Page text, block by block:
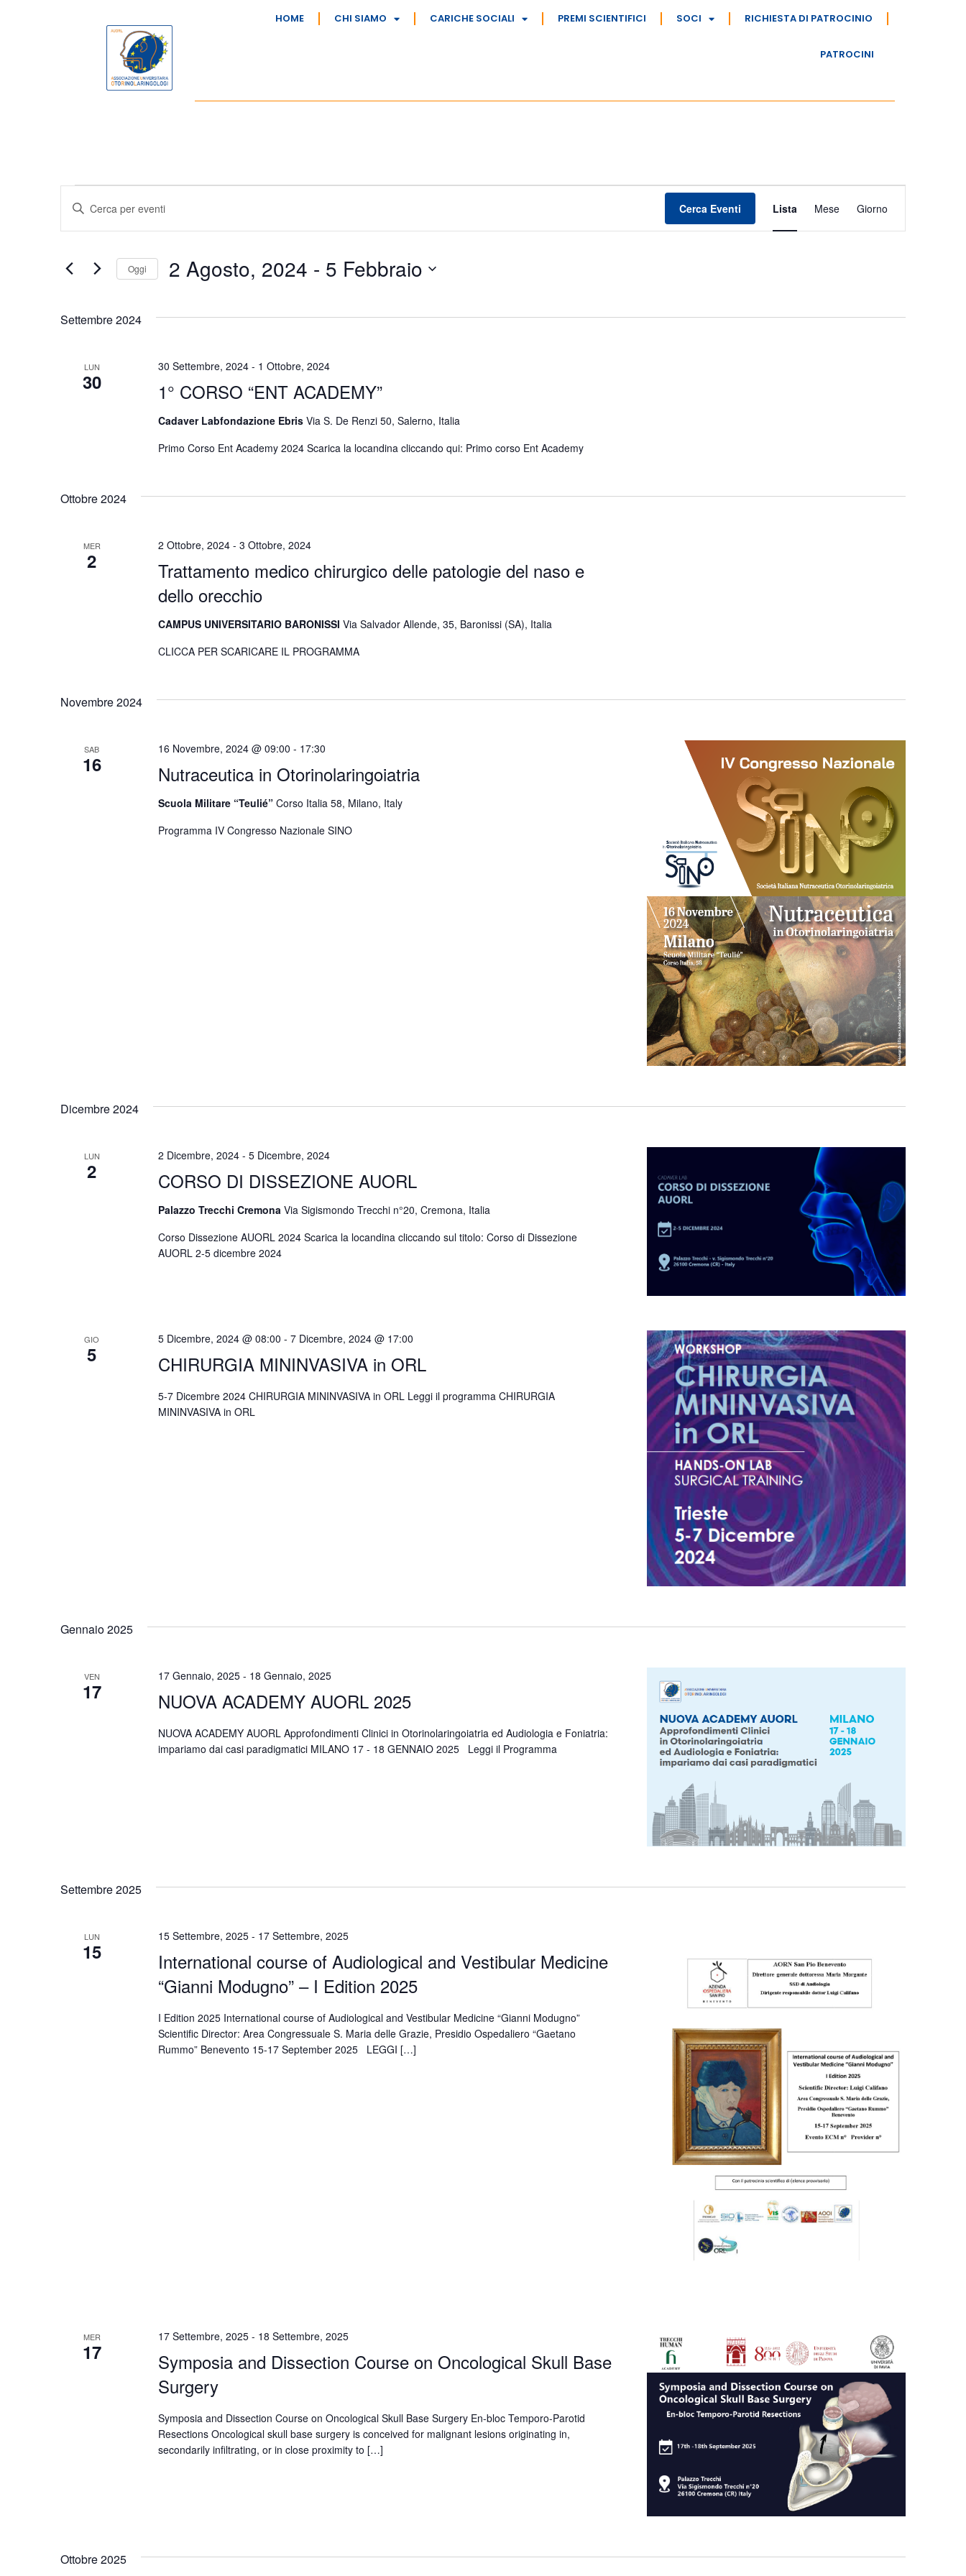
HOME CHI SIAMO CARICHE SOCIALI PREMI SCIENTIFICI SOCI RICHIESTA DI PATROCINIO
PATROCINI
Eventi
Ricerca
viste
Navigazione
Inserisci
Parola
Cerca
Parola
Cerca Eventi
Viste
Lista Mese Giorno
Oggi 2 Agosto, 2024 - 5 Febbraio
Settembre 2024
LUN
30 1° CORSO “ENT ACADEMY”
30 Settembre, 2024- 1 Ottobre, 2024
Cadaver Labfondazione Ebris Via S. De Renzi 50, Salerno, Italia
Primo Corso Ent Academy 2024 Scarica la locandina cliccando qui: Primo corso Ent Academy
Ottobre 2024
MER
2
Trattamento medico chirurgico delle patologie del naso e
dello orecchio
2 Ottobre, 2024- 3 Ottobre, 2024
CAMPUS UNIVERSITARIO BARONISSI Via Salvador Allende, 35, Baronissi (SA), Italia
CLICCA PER SCARICARE IL PROGRAMMA
Novembre 2024
SAB
16 Nutraceutica in Otorinolaringoiatria
16 Novembre, 2024 @ 09:00 - 17:30
Scuola Militare “Teulié” Corso Italia 58, Milano, Italy
Programma IV Congresso Nazionale SINO
Dicembre 2024
LUN
2 CORSO DI DISSEZIONE AUORL
2 Dicembre, 2024- 5 Dicembre, 2024
Palazzo Trecchi Cremona Via Sigismondo Trecchi n°20, Cremona, Italia
Corso Dissezione AUORL 2024 Scarica la locandina cliccando sul titolo: Corso di Dissezione
AUORL 2-5 dicembre 2024
GIO
5 CHIRURGIA MININVASIVA in ORL
5 Dicembre, 2024 @ 08:00 - 7 Dicembre, 2024 @ 17:00
5-7 Dicembre 2024 CHIRURGIA MININVASIVA in ORL Leggi il programma CHIRURGIA
MININVASIVA in ORL
Gennaio 2025
VEN
17 NUOVA ACADEMY AUORL 2025
17 Gennaio, 2025- 18 Gennaio, 2025
NUOVA ACADEMY AUORL Approfondimenti Clinici in Otorinolaringoiatria ed Audiologia e Foniatria:
impariamo dai casi paradigmatici MILANO 17 - 18 GENNAIO 2025 Leggi il Programma
Settembre 2025
LUN
15
International course of Audiological and Vestibular Medicine
“Gianni Modugno” – I Edition 2025
15 Settembre, 2025- 17 Settembre, 2025
I Edition 2025 International course of Audiological and Vestibular Medicine “Gianni Modugno”
Scientific Director: Area Congressuale S. Maria delle Grazie, Presidio Ospedaliero “Gaetano
Rummo” Benevento 15-17 September 2025 LEGGI […]
MER
17
Symposia and Dissection Course on Oncological Skull Base
Surgery
17 Settembre, 2025- 18 Settembre, 2025
Symposia and Dissection Course on Oncological Skull Base Surgery En-bloc Temporo-Parotid
Resections Oncological skull base surgery is conceived for malignant lesions originating in,
secondarily infiltrating, or in close proximity to […]
Ottobre 2025